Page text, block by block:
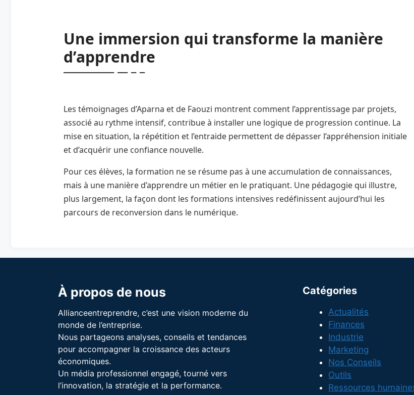
Une immersion qui transforme la manière
d’apprendre
Les témoignages d’Aparna et de Faouzi montrent comment l’apprentissage par projets,
associé au rythme intensif, contribue à installer une logique de progression continue. La
mise en situation, la répétition et l’entraide permettent de dépasser l’appréhension initiale
et d’acquérir une confiance nouvelle.
Pour ces élèves, la formation ne se résume pas à une accumulation de connaissances,
mais à une manière d’apprendre un métier en le pratiquant. Une pédagogie qui illustre,
plus largement, la façon dont les formations intensives redéfinissent aujourd’hui les
parcours de reconversion dans le numérique.
À propos de nous
Allianceentreprendre, c’est une vision moderne du
monde de l’entreprise.
Nous partageons analyses, conseils et tendances
pour accompagner la croissance des acteurs
économiques.
Un média professionnel engagé, tourné vers
l’innovation, la stratégie et la performance.
Catégories
Actualités
Finances
Industrie
Marketing
Nos Conseils
Outils
Ressources